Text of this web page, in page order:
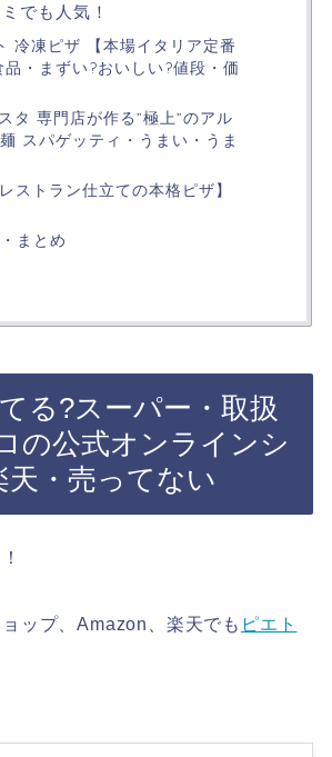
でも人気！
冷凍ピザ 【本場イタリア定番
・まずい?おいしい?値段・価
タ 専門店が作る”極上”のアル
スパゲッティ・うまい・うま
ストラン仕立ての本格ピザ】
まとめ
る?スーパー・取扱
の公式オンラインシ
天・売ってない
ップ、Amazon、楽天でも ピエト